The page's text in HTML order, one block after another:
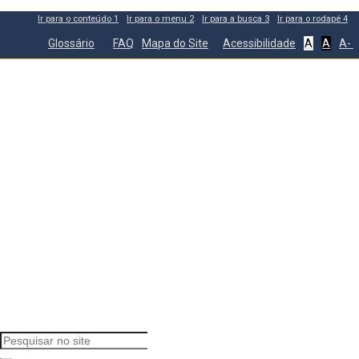
Ir para o conteúdo 1 Ir para o menu 2 Ir para a busca 3 Ir para o rodapé 4
Glossário FAQ Mapa do Site Acessibilidade A A A-